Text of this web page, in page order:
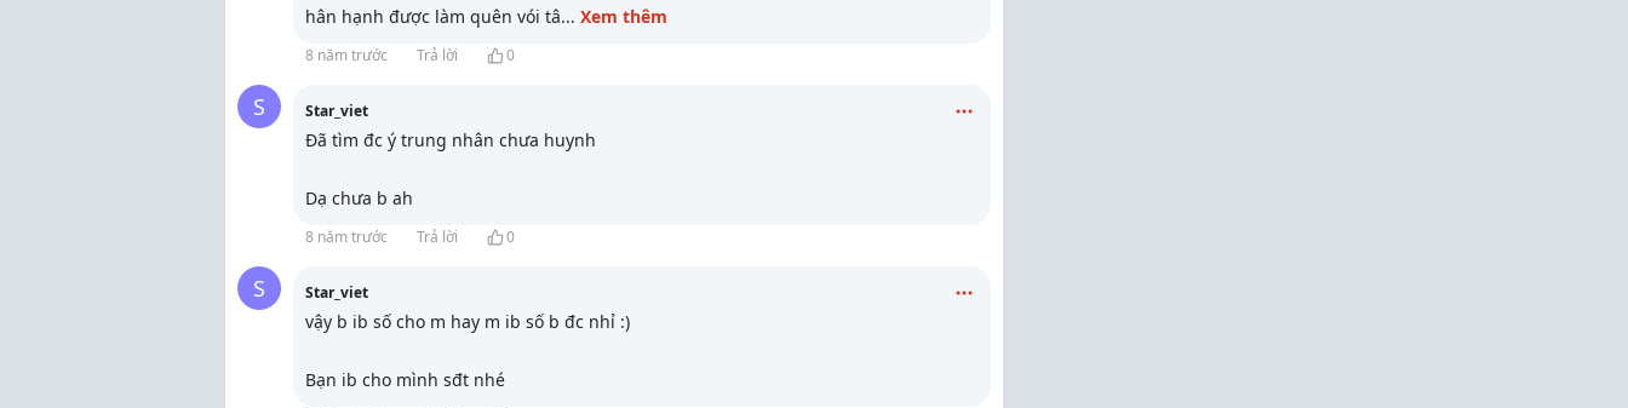
hân hạnh được làm quên vói tâ... Xem thêm
8 năm trước Trả lời 0
S Star_viet
Đã tìm đc ý trung nhân chưa huynh
Dạ chưa b ah
8 năm trước Trả lời 0
S Star_viet
vậy b ib số cho m hay m ib số b đc nhỉ :)
Bạn ib cho mình sđt nhé